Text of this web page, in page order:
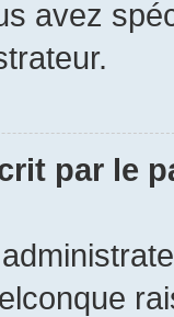
avez
par le